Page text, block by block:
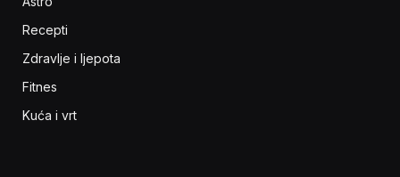
Recepti
Zdravlje i ljepota
Fitnes
Kuća i vrt